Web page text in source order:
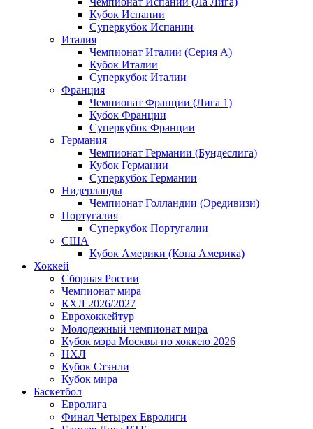
Кубок Испании
Суперкубок Испании
Италия
Чемпионат Италии (Серия А)
Кубок Италии
Суперкубок Италии
Франция
Чемпионат Франции (Лига 1)
Кубок Франции
Суперкубок Франции
Германия
Чемпионат Германии (Бундеслига)
Кубок Германии
Суперкубок Германии
Нидерланды
Чемпионат Голландии (Эредивизи)
Португалия
Суперкубок Португалии
США
Кубок Америки (Копа Америка)
Хоккей
Сборная России
Чемпионат мира
КХЛ 2026/2027
Еврохоккейтур
Молодежный чемпионат мира
Кубок мэра Москвы по хоккею 2026
НХЛ
Кубок Стэнли
Кубок мира
Баскетбол
Евролига
Финал Четырех Евролиги